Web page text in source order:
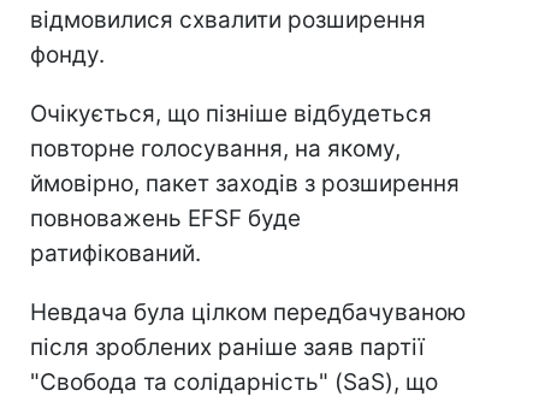
відмовилися схвалити розширення
фонду.
Очікується, що пізніше відбудеться
повторне голосування, на якому,
ймовірно, пакет заходів з розширення
повноважень EFSF буде
ратифікований.
Невдача була цілком передбачуваною
після зроблених раніше заяв партії
"Свобода та солідарність" (SaS), що